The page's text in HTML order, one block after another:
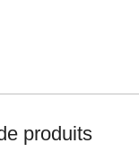
produits